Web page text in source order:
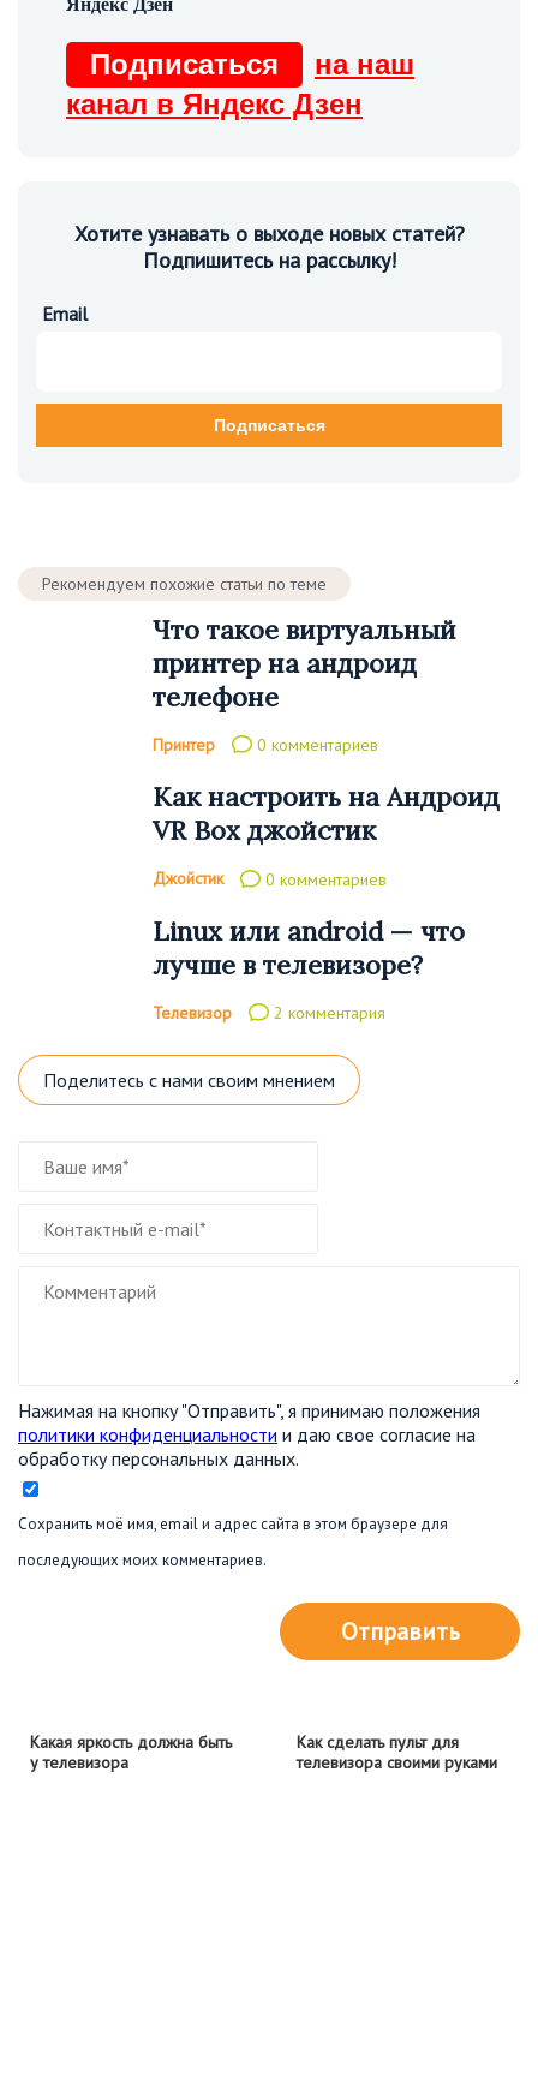
Подписаться
на наш
канал в Яндекс Дзен
Хотите узнавать о выходе новых статей?
Подпишитесь на рассылку!
Email
Рекомендуем похожие статьи по теме
Что такое виртуальный
принтер на андроид
телефоне
Принтер 0 комментариев
Как настроить на Андроид
VR Box джойстик
Джойстик 0 комментариев
Linux или android — что
лучше в телевизоре?
Телевизор 2 комментария
Поделитесь с нами своим мнением
Нажимая на кнопку "Отправить", я принимаю положения
политики конфиденциальности и даю свое согласие на
обработку персональных данных.
Сохранить моё имя, email и адрес сайта в этом браузере для
последующих моих комментариев.
Отправить
Какая яркость должна быть
у телевизора
Как сделать пульт для
телевизора своими руками